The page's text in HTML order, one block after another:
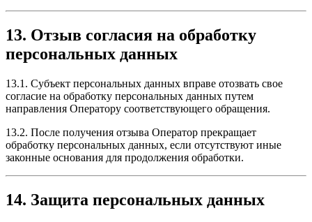
13. Отзыв согласия на обработку
персональных данных
13.1. Субъект персональных данных вправе отозвать свое
согласие на обработку персональных данных путем
направления Оператору соответствующего обращения.
13.2. После получения отзыва Оператор прекращает
обработку персональных данных, если отсутствуют иные
законные основания для продолжения обработки.
14. Защита персональных данных